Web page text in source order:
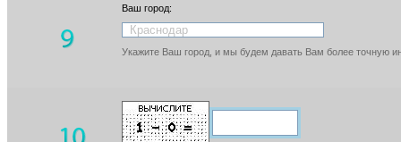
Ваш город:
Укажите Ваш город, и мы будем давать Вам более точную